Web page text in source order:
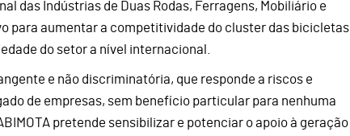
das Indústrias de Duas Rodas, Ferragens, Mobiliário e
para aumentar a competitividade do cluster das bicicletas
do setor a nível internacional.
e não discriminatória, que responde a riscos e
de empresas, sem benefício particular para nenhuma
pretende sensibilizar e potenciar o apoio à geração